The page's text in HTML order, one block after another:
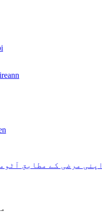
اپنی مرضی کے مطابق